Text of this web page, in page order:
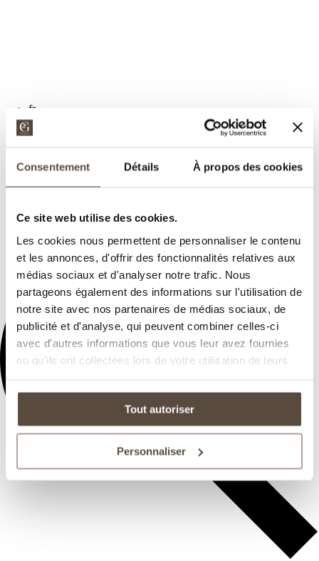
Consentement Détails À propos des cookies
Ce site web utilise des cookies.
Les cookies nous permettent de personnaliser le contenu
et les annonces, d'offrir des fonctionnalités relatives aux
médias sociaux et d'analyser notre trafic. Nous
partageons également des informations sur l'utilisation de
notre site avec nos partenaires de médias sociaux, de
publicité et d'analyse, qui peuvent combiner celles-ci
avec d'autres informations que vous leur avez fournies
ou qu'ils ont collectées lors de votre utilisation de leurs
Tout autoriser
Personnaliser
fr
en
de